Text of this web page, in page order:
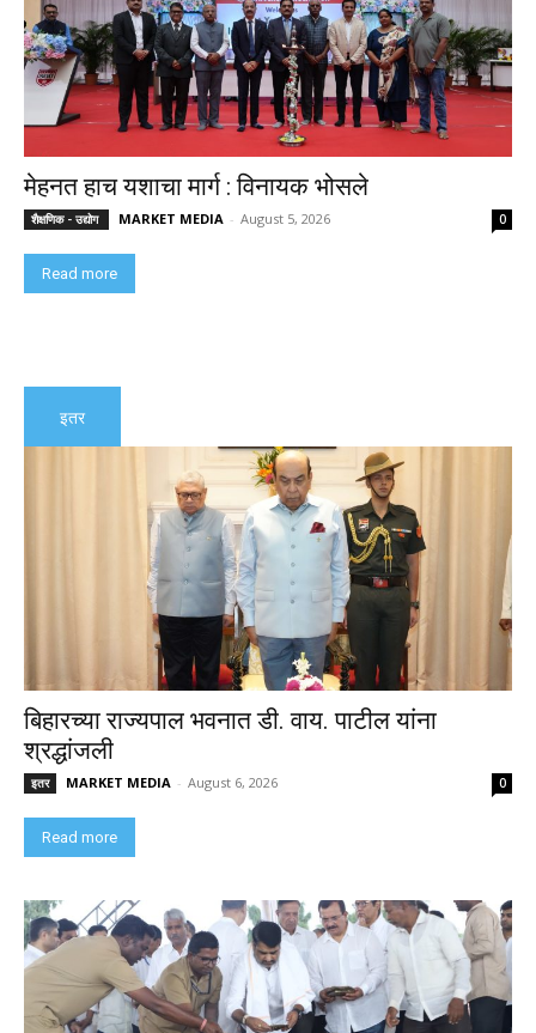
मेहनत हाच यशाचा मार्ग : विनायक भोसले
शैक्षणिक - उद्योग MARKET MEDIA - August 5, 2026 0
Read more
इतर
बिहारच्या राज्यपाल भवनात डी. वाय. पाटील यांना
श्रद्धांजली
इतर MARKET MEDIA - August 6, 2026 0
Read more